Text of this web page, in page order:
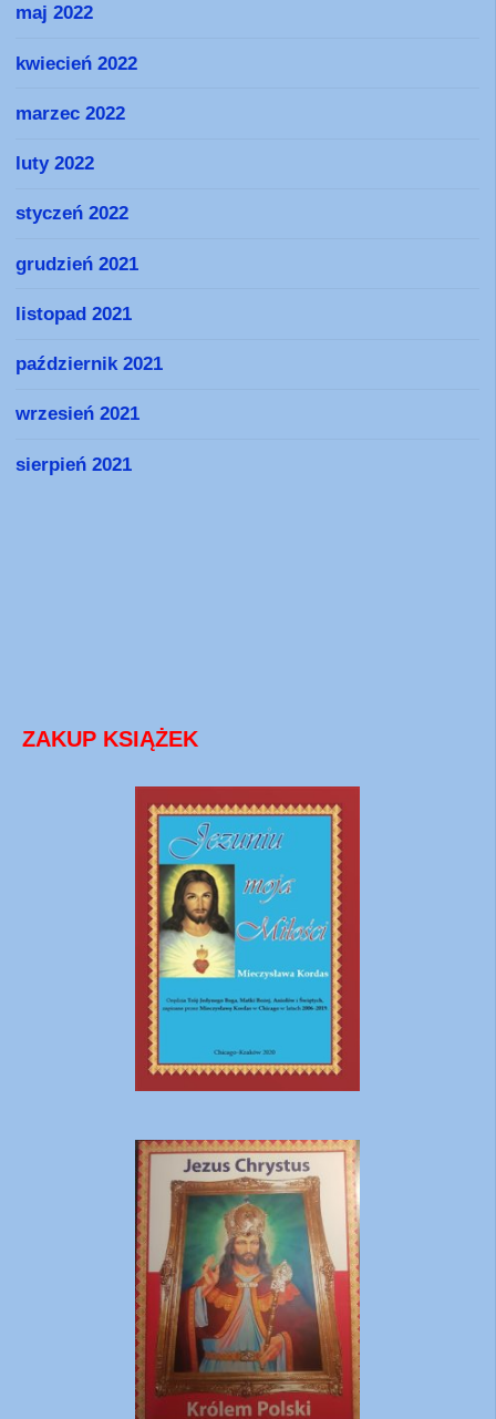
maj 2022
kwiecień 2022
marzec 2022
luty 2022
styczeń 2022
grudzień 2021
listopad 2021
październik 2021
wrzesień 2021
sierpień 2021
ZAKUP KSIĄŻEK